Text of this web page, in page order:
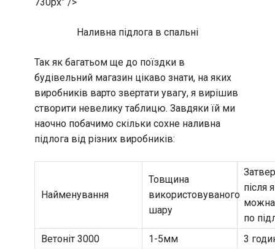
Наливна підлога в спальні
Так як багатьом ще до поїздки в
будівельний магазин цікаво знати, на яких
виробників варто звертати увагу, я вирішив
створити невелику таблицю. Завдяки їй ми
наочно побачимо скільки сохне наливна
підлога від різних виробників:
Найменування
Товщина
використовуваного
шару
після
можна
по
Ветоніт 3000
1-5мм
3